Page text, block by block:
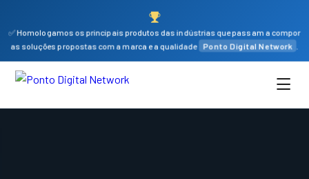
✅ Homologamos os principais produtos das indústrias que passam a compor
as soluções propostas com a marca e a qualidade Ponto Digital Network